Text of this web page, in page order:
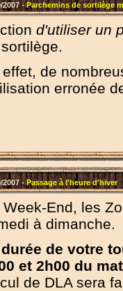
2007 -Parchemins de sortilège
d'utiliser un
effet, de
erronée
2007 -Passage à l'heure d'hiver
Week-End, les
à dimanche.
durée de votre
et 2h00 du
de DLA sera